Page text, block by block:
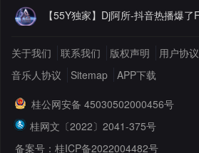
关于我们 联系我们 版权声明 用户协议
音乐人协议
Sitemap APP下载
桂公网安备 45030502000456号
桂网文〔2022〕2041-375号
备案号：桂ICP备2022004482号